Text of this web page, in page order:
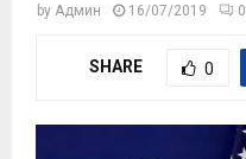
by Админ 16/07/2019 0
SHARE 0